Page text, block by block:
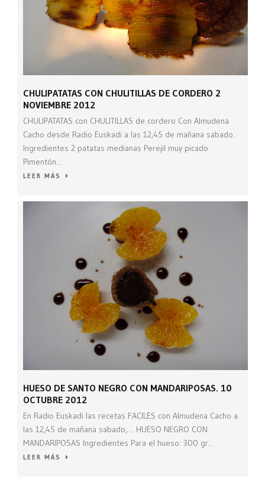
CHULIPATATAS CON CHULITILLAS DE CORDERO 2
NOVIEMBRE 2012
CHULIPATATAS con CHULITILLAS de cordero Con Almudena
Cacho desde Radio Euskadi a las 12,45 de mañana sabado.
Ingredientes 2 patatas medianas Perejil muy picado
Pimentón...
LEER MÁS
HUESO DE SANTO NEGRO CON MANDARIPOSAS. 10
OCTUBRE 2012
En Radio Euskadi las recetas FACILES con Almudena Cacho a
las 12,45 de mañana sabado,… HUESO NEGRO CON
MANDARIPOSAS Ingredientes Para el hueso: 300 gr...
LEER MÁS